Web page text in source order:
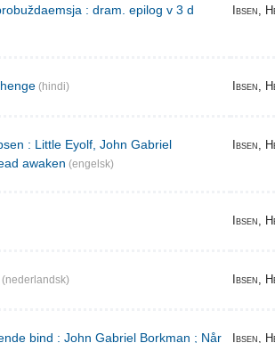
: dram. epilog v 3 d Ibsen,
(hindi) Ibsen,
: Little Eyolf, John Gabriel
awaken (engelsk)
Ibsen,
Ibsen,
(nederlandsk) Ibsen,
bind : John Gabriel Borkman ; Når Ibsen,